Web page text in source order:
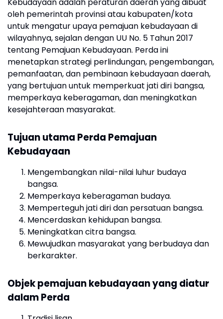
oleh pemerintah provinsi atau kabupaten/kota
untuk mengatur upaya pemajuan kebudayaan di
wilayahnya, sejalan dengan UU No. 5 Tahun 2017
tentang Pemajuan Kebudayaan. Perda ini
menetapkan strategi perlindungan, pengembangan,
pemanfaatan, dan pembinaan kebudayaan daerah,
yang bertujuan untuk memperkuat jati diri bangsa,
memperkaya keberagaman, dan meningkatkan
kesejahteraan masyarakat.
Tujuan utama Perda Pemajuan
Kebudayaan
Mengembangkan nilai-nilai luhur budaya
bangsa.
Memperkaya keberagaman budaya.
Memperteguh jati diri dan persatuan bangsa.
Mencerdaskan kehidupan bangsa.
Meningkatkan citra bangsa.
Mewujudkan masyarakat yang berbudaya dan
berkarakter.
Objek pemajuan kebudayaan yang diatur
dalam Perda